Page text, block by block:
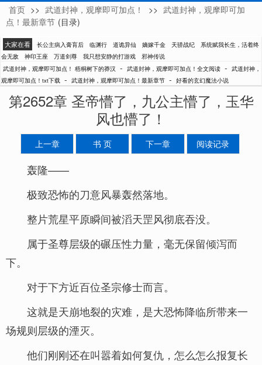
梧桐树下的莽汉
首页 >> 武道封神，观摩即可加点！ >> 武道封神，观摩即可加
点！最新章节 (目录)
大家在看 长公主病入膏肓后 临渊行 道诡异仙 嫡嫁千金 天骄战纪
系统赋我长生，活着终
会无敌
神印王座 万道剑尊 我只想安静的打游戏
邪神传说
武道封神，观摩即可加点！ 梧桐树下的莽汉 - 武道封神，观摩即可加点！全文阅读 - 武道封神，
观摩即可加点！txt下载 - 武道封神，观摩即可加点！最新章节 - 好看的玄幻魔法小说
第2652章 圣帝懵了，九公主懵了，玉华
风也懵了！
上一章 书 页 下一章 阅读记录
轰隆——
极致恐怖的刀意风暴轰然落地。
整片荒星平原瞬间被滔天罡风彻底吞没。
属于圣尊层级的碾压性力量，毫无保留倾泻而
下。
对于下方近百位圣宗修士而言。
这就是天崩地裂的灾难，是大恐怖降临所带来一
场规则层级的湮灭。
他们刚刚还在叫嚣着如何复仇，怎么怎么报复长